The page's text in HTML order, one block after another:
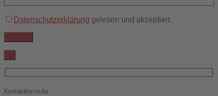
Datenschutzerklärung gelesen und akzeptiert.
×
Kontaktformular